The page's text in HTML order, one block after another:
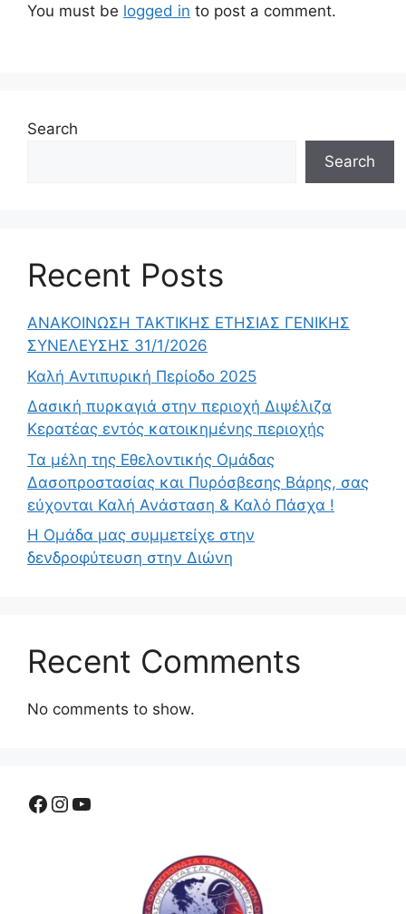
You must be logged in to post a comment.
Search
Search
Recent Posts
ΑΝΑΚΟΙΝΩΣΗ ΤΑΚΤΙΚΗΣ ΕΤΗΣΙΑΣ ΓΕΝΙΚΗΣ
ΣΥΝΕΛΕΥΣΗΣ 31/1/2026
Καλή Αντιπυρική Περίοδο 2025
Δασική πυρκαγιά στην περιοχή Διψέλιζα
Κερατέας εντός κατοικημένης περιοχής
Τα μέλη της Εθελοντικής Ομάδας
Δασοπροστασίας και Πυρόσβεσης Βάρης, σας
εύχονται Καλή Ανάσταση & Καλό Πάσχα !
Η Ομάδα μας συμμετείχε στην
δενδροφύτευση στην Διώνη
Recent Comments
No comments to show.